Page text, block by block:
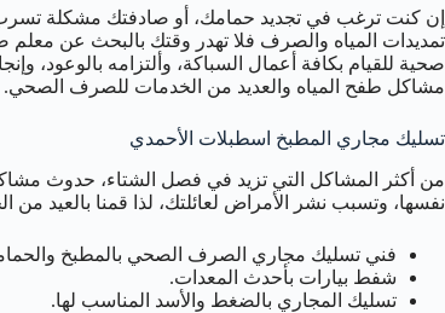
إن كنت ترغب في تجديد حمامك، أو صادفتك مشكلة
تمديدات المياه والصرف فلا تهدر وقتك بالبحث عن
صحية للقيام بكافة أعمال السباكة، وألتزامه بالوعود،
مشاكل طفح المياه والعديد من الخدمات للصرف الصحي.
تسليك مجاري المطبخ اسطبلات الأحمدي
من أكثر المشاكل التي تزيد في فصل الشتاء، حدوث
نفسها، وتسبب نشر الأمراض لعائلتك، لذا قمنا بالعيد من
فني تسليك مجاري الصرف الصحي بالمطبخ
شفط بيارات بأحدث المعدات.
تسليك المجاري بالضغط والأسد المناسب لها.